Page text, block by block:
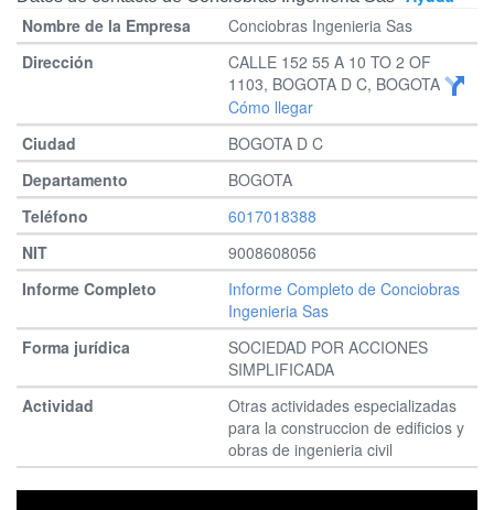
Conciobras Ingenieria Sas
CALLE 152 55 A 10 TO 2 OF
1103, BOGOTA D C, BOGOTA
Cómo llegar
BOGOTA D C
BOGOTA
6017018388
9008608056
Informe Completo de Conciobras
Ingenieria Sas
SOCIEDAD POR ACCIONES
SIMPLIFICADA
Otras actividades especializadas
para la construccion de edificios y
obras de ingenieria civil